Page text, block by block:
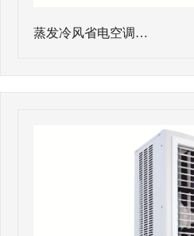
蒸发冷风省电空调…